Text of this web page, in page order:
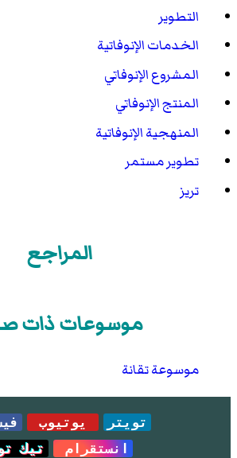
التطوير
الخدمات الإنوفاتية
المشروع الإنوفاتي
المنتج الإنوفاتي
المنهجية الإنوفاتية
تطوير مستمر
تريز
المراجع
موسوعات ذات
موسوعة تقانة
تويتر يوتيوب
انستقرام
تيك